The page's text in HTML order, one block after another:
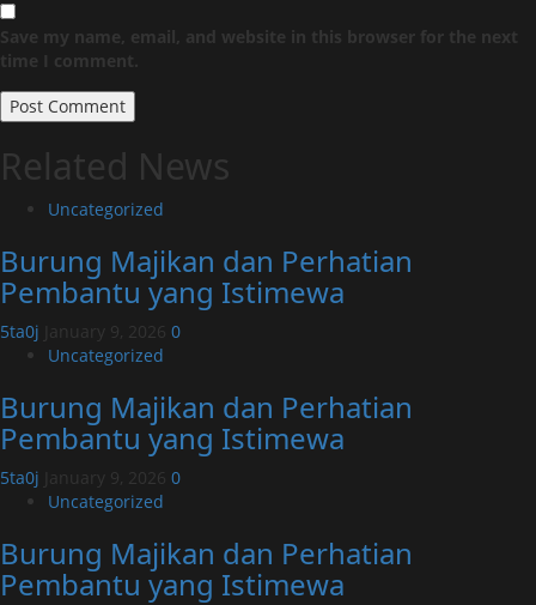
Save my name, email, and website in this browser for the next
time I comment.
Related News
Uncategorized
Burung Majikan dan Perhatian
Pembantu yang Istimewa
5ta0j January 9, 2026 0
Uncategorized
Burung Majikan dan Perhatian
Pembantu yang Istimewa
5ta0j January 9, 2026 0
Uncategorized
Burung Majikan dan Perhatian
Pembantu yang Istimewa